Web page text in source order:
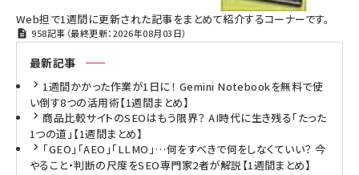
Web担で1週間に更新された記事をまとめて紹介するコーナーです。
958記事（最終更新：2026年08月03日）
最新記事
1週間かかった作業が1日に！ Gemini Notebookを無料で使
い倒す8つの活用術【1週間まとめ】
商品比較サイトのSEOはもう限界？ AI時代に生き残る「たった
1つの道」【1週間まとめ】
「GEO」「AEO」「LLMO」…何をすべきで何をしなくていい？ 今
やること・判断の尺度をSEO専門家2者が解説【1週間まとめ】